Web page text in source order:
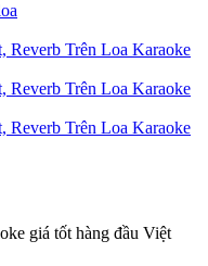
Reverb Trên Loa Karaoke
Reverb Trên Loa Karaoke
Reverb Trên Loa Karaoke
giá tốt hàng đầu Việt